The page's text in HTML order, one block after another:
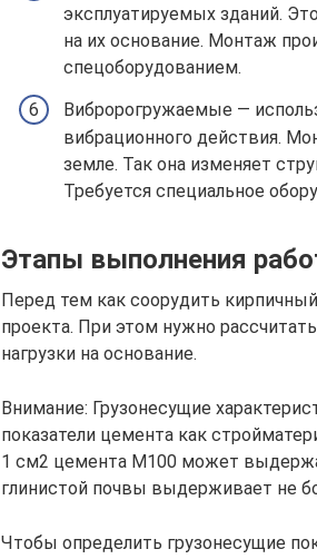
эксплуатируемых зданий.
на их основание. Монтаж
спецоборудованием.
Вибророгружаемые —
вибрационного действия.
земле. Так она изменяет
Требуется специальное
Этапы выполнения
Перед тем как соорудить
проекта. При этом нужно
нагрузки на основание.
Внимание: Грузонесущие
показатели цемента как
1 см2 цемента М100 может
глинистой почвы выдерживает не
Чтобы определить грузонесущие